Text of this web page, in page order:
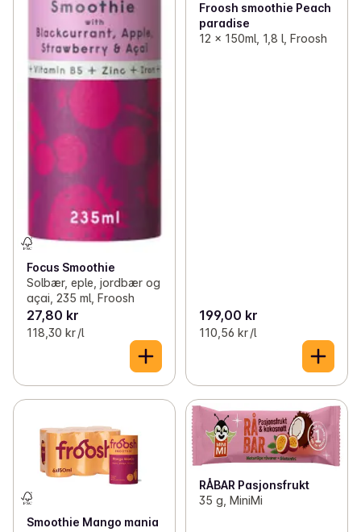
Focus Smoothie
Solbær, eple, jordbær og
açai, 235 ml, Froosh
27,80 kr
118,30 kr /l
Froosh smoothie Peach
paradise
12 x 150ml, 1,8 l, Froosh
199,00 kr
110,56 kr /l
Smoothie Mango mania
RÅBAR Pasjonsfrukt
35 g, MiniMi